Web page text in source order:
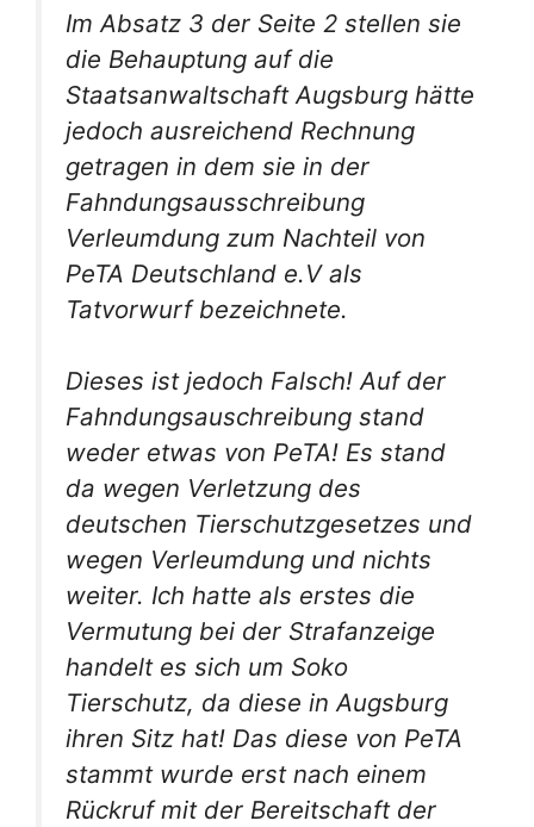
Im Absatz 3 der Seite 2 stellen sie
die Behauptung auf die
Staatsanwaltschaft Augsburg hätte
jedoch ausreichend Rechnung
getragen in dem sie in der
Fahndungsausschreibung
Verleumdung zum Nachteil von
PeTA Deutschland e.V als
Tatvorwurf bezeichnete.
Dieses ist jedoch Falsch! Auf der
Fahndungsauschreibung stand
weder etwas von PeTA! Es stand
da wegen Verletzung des
deutschen Tierschutzgesetzes und
wegen Verleumdung und nichts
weiter. Ich hatte als erstes die
Vermutung bei der Strafanzeige
handelt es sich um Soko
Tierschutz, da diese in Augsburg
ihren Sitz hat! Das diese von PeTA
stammt wurde erst nach einem
Rückruf mit der Bereitschaft der